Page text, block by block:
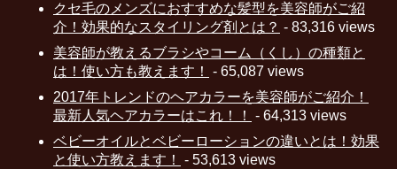
クセ毛のメンズにおすすめな髪型を美容師がご紹
介！効果的なスタイリング剤とは？ - 83,316 views
美容師が教えるブラシやコーム（くし）の種類と
は！使い方も教えます！
- 65,087 views
2017年トレンドのヘアカラーを美容師がご紹介！
最新人気ヘアカラーはこれ！！
- 64,313 views
ベビーオイルとベビーローションの違いとは！効果
と使い方教えます！
- 53,613 views